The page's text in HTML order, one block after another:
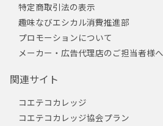
特定商取引法の表示
趣味なびエシカル消費推進部
プロモーションについて
メーカー・広告代理店のご担当者様へ
関連サイト
コエテコカレッジ
コエテコカレッジ協会プラン